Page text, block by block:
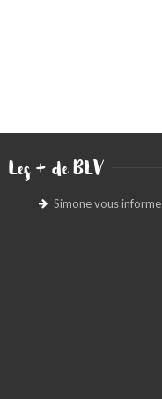
Les + de BLV
Simone vous informe